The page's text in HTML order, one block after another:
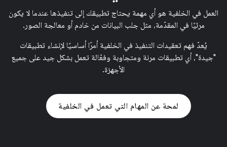
العمل في الخلفية هو أي مهمة يحتاج تطبيقك إلى تنفيذها عندما لا يكون
مرئيًا في المقدّمة، مثل جلب البيانات من خادم أو معالجة الصور.
يُعدّ فهم تعقيدات التنفيذ في الخلفية أمرًا أساسيًا لإنشاء تطبيقات
"جيدة"، أي تطبيقات مرنة ومتجاوبة وفعّالة تعمل بشكل جيد على جميع
الأجهزة.
لمحة عن المهام التي تعمل في الخلفية